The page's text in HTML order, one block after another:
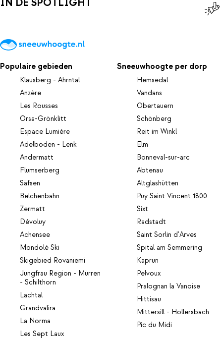
IN DE SPOTLIGHT
Populaire gebieden
Klausberg - Ahrntal
Anzère
Les Rousses
Orsa-Grönklitt
Espace Lumière
Adelboden - Lenk
Andermatt
Flumserberg
Säfsen
Belchenbahn
Zermatt
Dévoluy
Achensee
Mondolè Ski
Skigebied Rovaniemi
Jungfrau Region - Mürren
- Schilthorn
Lachtal
Grandvalira
La Norma
Les Sept Laux
Sneeuwhoogte per dorp
Hemsedal
Vandans
Obertauern
Schönberg
Reit im Winkl
Elm
Bonneval-sur-arc
Abtenau
Altglashütten
Puy Saint Vincent 1800
Sixt
Radstadt
Saint Sorlin d'Arves
Spital am Semmering
Kaprun
Pelvoux
Pralognan la Vanoise
Hittisau
Mittersill - Hollersbach
Pic du Midi